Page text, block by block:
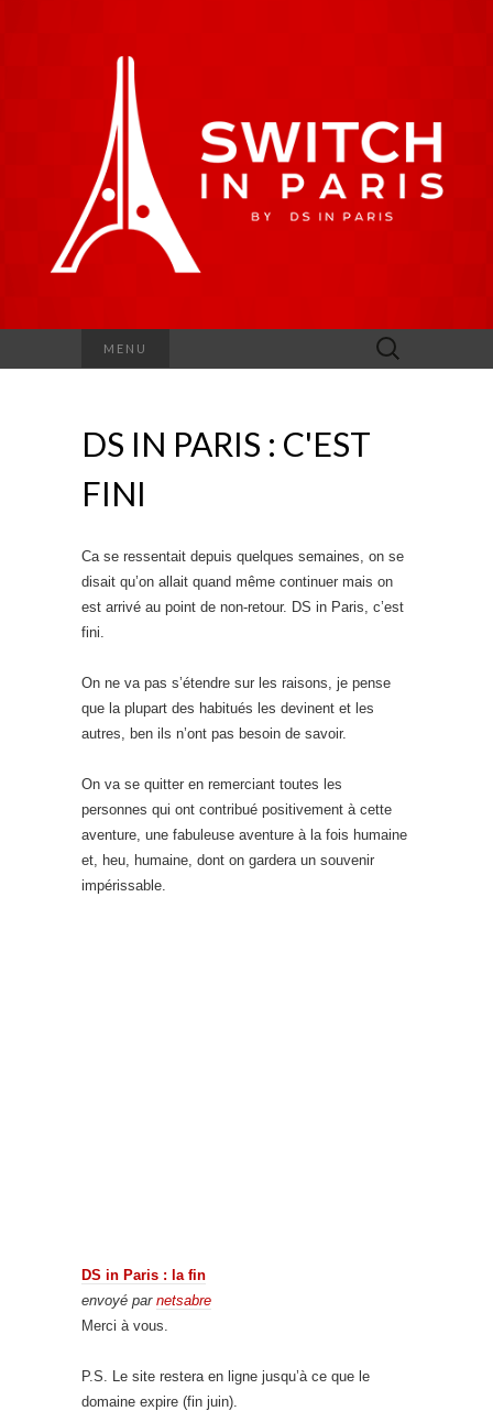
MENU Rechercher :
DS IN PARIS : C'EST
FINI
Ca se ressentait depuis quelques semaines, on se
disait qu’on allait quand même continuer mais on
est arrivé au point de non-retour. DS in Paris, c’est
fini.
On ne va pas s’étendre sur les raisons, je pense
que la plupart des habitués les devinent et les
autres, ben ils n’ont pas besoin de savoir.
On va se quitter en remerciant toutes les
personnes qui ont contribué positivement à cette
aventure, une fabuleuse aventure à la fois humaine
et, heu, humaine, dont on gardera un souvenir
impérissable.
DS in Paris : la fin
envoyé par netsabre
Merci à vous.
P.S. Le site restera en ligne jusqu’à ce que le
domaine expire (fin juin).